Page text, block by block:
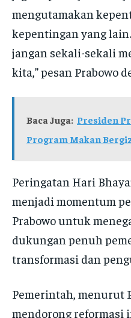
mengutamakan
kepentingan yang
jangan sekali-sekali
kita,” pesan Prabowo
Baca Juga: Presiden
Program Makan
Peringatan Hari
menjadi momentum
Prabowo untuk
dukungan penuh
transformasi dan
Pemerintah, menurut
mendorong